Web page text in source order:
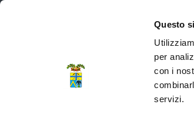
Questo
per
con i
servizi.
Provincia